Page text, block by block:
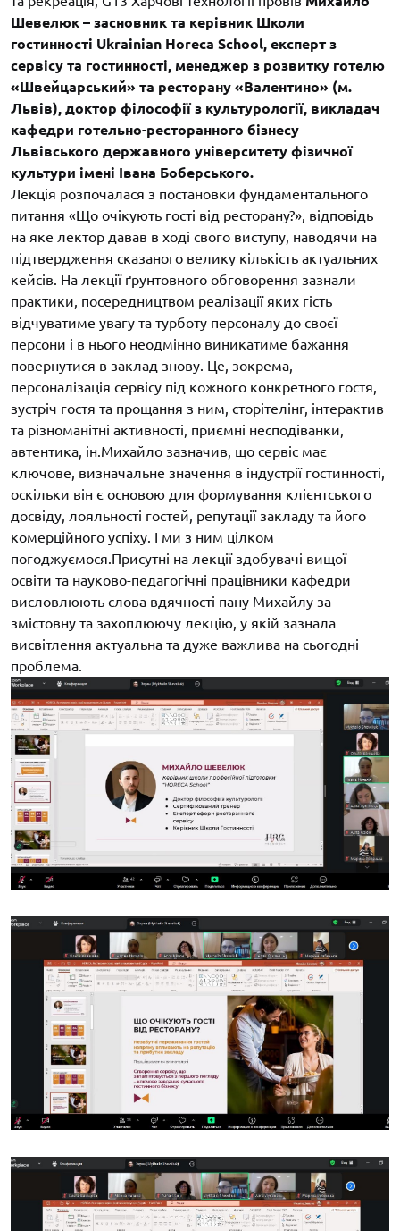
Шевелюк – засновник та керівник Школи
гостинності Ukrainian Horeca School, експерт з
сервісу та гостинності, менеджер з розвитку готелю
«Швейцарський» та ресторану «Валентино» (м.
Львів), доктор філософії з культурології, викладач
кафедри готельно-ресторанного бізнесу
Львівського державного університету фізичної
культури імені Івана Боберського.
Лекція розпочалася з постановки фундаментального
питання «Що очікують гості від ресторану?», відповідь
на яке лектор давав в ході свого виступу, наводячи на
підтвердження сказаного велику кількість актуальних
кейсів. На лекції ґрунтовного обговорення зазнали
практики, посередництвом реалізації яких гість
відчуватиме увагу та турботу персоналу до своєї
персони і в нього неодмінно виникатиме бажання
повернутися в заклад знову. Це, зокрема,
персоналізація сервісу під кожного конкретного гостя,
зустріч гостя та прощання з ним, сторітелінг, інтерактив
та різноманітні активності, приємні несподіванки,
автентика, ін.Михайло зазначив, що сервіс має
ключове, визначальне значення в індустрії гостинності,
оскільки він є основою для формування клієнтського
досвіду, лояльності гостей, репутації закладу та його
комерційного успіху. І ми з ним цілком
погоджуємося.Присутні на лекції здобувачі вищої
освіти та науково-педагогічні працівники кафедри
висловлюють слова вдячності пану Михайлу за
змістовну та захоплюючу лекцію, у якій зазнала
висвітлення актуальна та дуже важлива на сьогодні
проблема.